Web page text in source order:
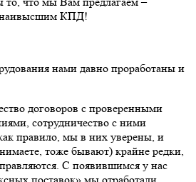
наивысшим КПД!
нами давно проработаны и
договоров с проверенными
сотрудничество с ними
правило, мы в них уверены, и
тоже бывают) крайне редки,
С появившимся у нас